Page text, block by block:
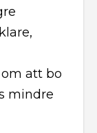
att bo
mindre